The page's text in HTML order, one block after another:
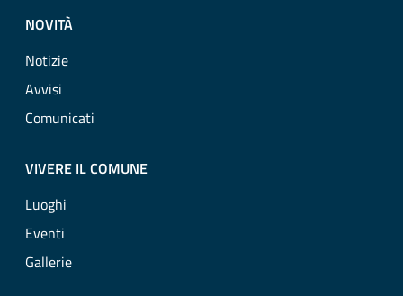
NOVITÀ
Notizie
Avvisi
Comunicati
VIVERE IL COMUNE
Luoghi
Eventi
Gallerie